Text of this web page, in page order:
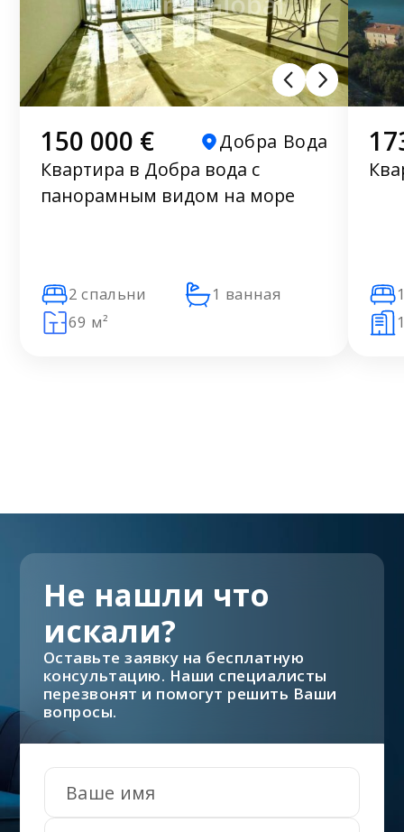
150 000 €
Добра Вода
Квартира в Добра вода с
панорамным видом на море
2 спальни
1 ванная
69 м²
Не нашли что
искали?
Оставьте заявку на бесплатную
консультацию. Наши специалисты
перезвонят и помогут решить Ваши
вопросы.